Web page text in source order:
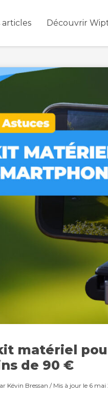
articles Découvrir
matériel
de 90 €
Kévin Bressan / Mis à jour le 6